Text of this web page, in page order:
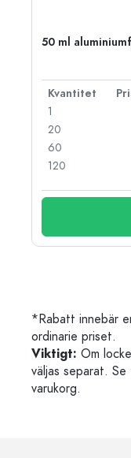
50 ml
Kvantitet
1
20
60
120
*Rabatt innebär
ordinarie priset.
Viktigt: Om
väljas separat.
varukorg.